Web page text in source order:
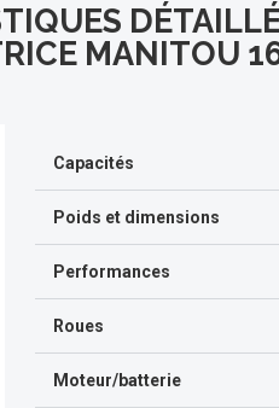
MANITOU
Capacités
Poids et dimensions
Performances
Roues
Moteur/batterie